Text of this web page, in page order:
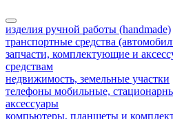
изделия ручной работы (handmade)
транспортные средства
запчасти, комплектующие и
средствам
недвижимость, земельные участки
телефоны мобильные,
аксессуары
компьютеры, планшеты и